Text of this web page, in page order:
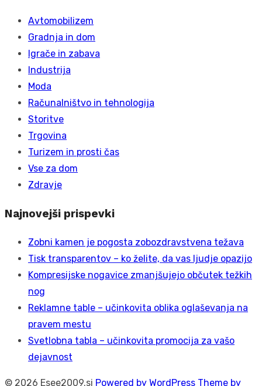
Avtomobilizem
Gradnja in dom
Igrače in zabava
Industrija
Moda
Računalništvo in tehnologija
Storitve
Trgovina
Turizem in prosti čas
Vse za dom
Zdravje
Najnovejši prispevki
Zobni kamen je pogosta zobozdravstvena težava
Tisk transparentov – ko želite, da vas ljudje opazijo
Kompresijske nogavice zmanjšujejo občutek težkih
nog
Reklamne table – učinkovita oblika oglaševanja na
pravem mestu
Svetlobna tabla – učinkovita promocija za vašo
dejavnost
© 2026 Esee2009.si Powered by WordPress Theme by